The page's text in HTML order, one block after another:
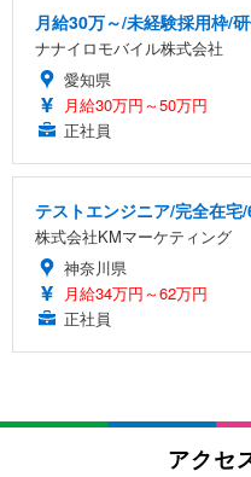
月給30万～/未経験採用枠/
ナナイロモバイル株式会社
愛知県
月給30万円～50万円
正社員
テストエンジニア/完全在
株式会社KMマーケティング
神奈川県
月給34万円～62万円
正社員
アクセ